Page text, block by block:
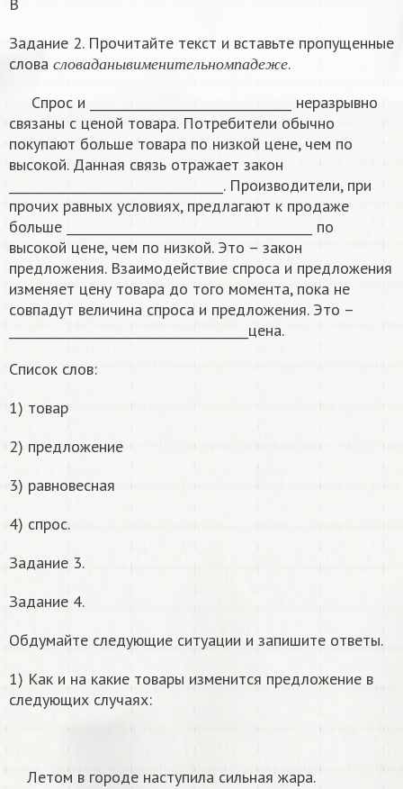
В
Задание 2. Прочитайте текст и вставьте пропущенные
слова
сл о в а д а н ыв име н и т ел ьн омп а д е ж е
сл ов аданы вим ен итель но мпадеже
.
Спрос и ________________________________ неразрывно
связаны с ценой товара. Потребители обычно
покупают больше товара по низкой цене, чем по
высокой. Данная связь отражает закон
__________________________________. Производители, при
прочих равных условиях, предлагают к продаже
больше _______________________________________ по
высокой цене, чем по низкой. Это – закон
предложения. Взаимодействие спроса и предложения
изменяет цену товара до того момента, пока не
совпадут величина спроса и предложения. Это –
______________________________________цена.
Список слов:
1) товар
2) предложение
3) равновесная
4) спрос.
Задание 3.
Задание 4.
Обдумайте следующие ситуации и запишите ответы.
1) Как и на какие товары изменится предложение в
следующих случаях:
Летом в городе наступила сильная жара.